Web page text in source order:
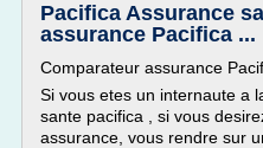
Pacifica Assurance
assurance Pacifica ...
Comparateur assurance
Si vous etes un internaute a
sante pacifica , si vous
assurance, vous rendre sur